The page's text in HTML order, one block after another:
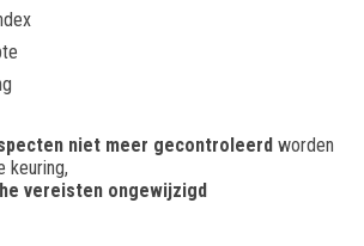
niet meer gecontroleerd worden
keuring,
vereisten ongewijzigd